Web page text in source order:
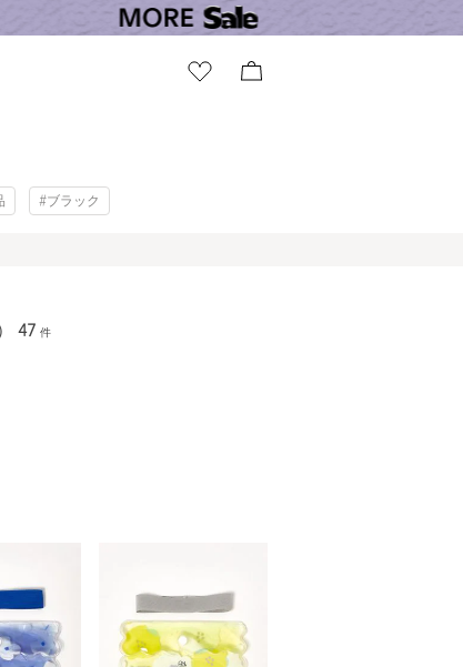
#ブラック
47 件